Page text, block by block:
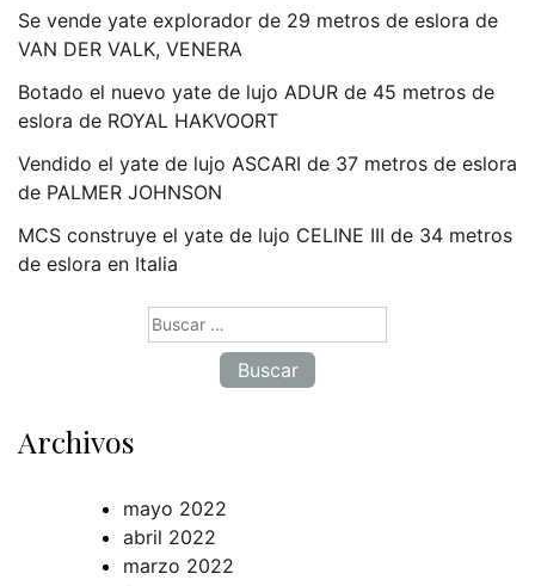
Se vende yate explorador de 29 metros de eslora de
VAN DER VALK, VENERA
Botado el nuevo yate de lujo ADUR de 45 metros de
eslora de ROYAL HAKVOORT
Vendido el yate de lujo ASCARI de 37 metros de eslora
de PALMER JOHNSON
MCS construye el yate de lujo CELINE III de 34 metros
de eslora en Italia
Archivos
mayo 2022
abril 2022
marzo 2022